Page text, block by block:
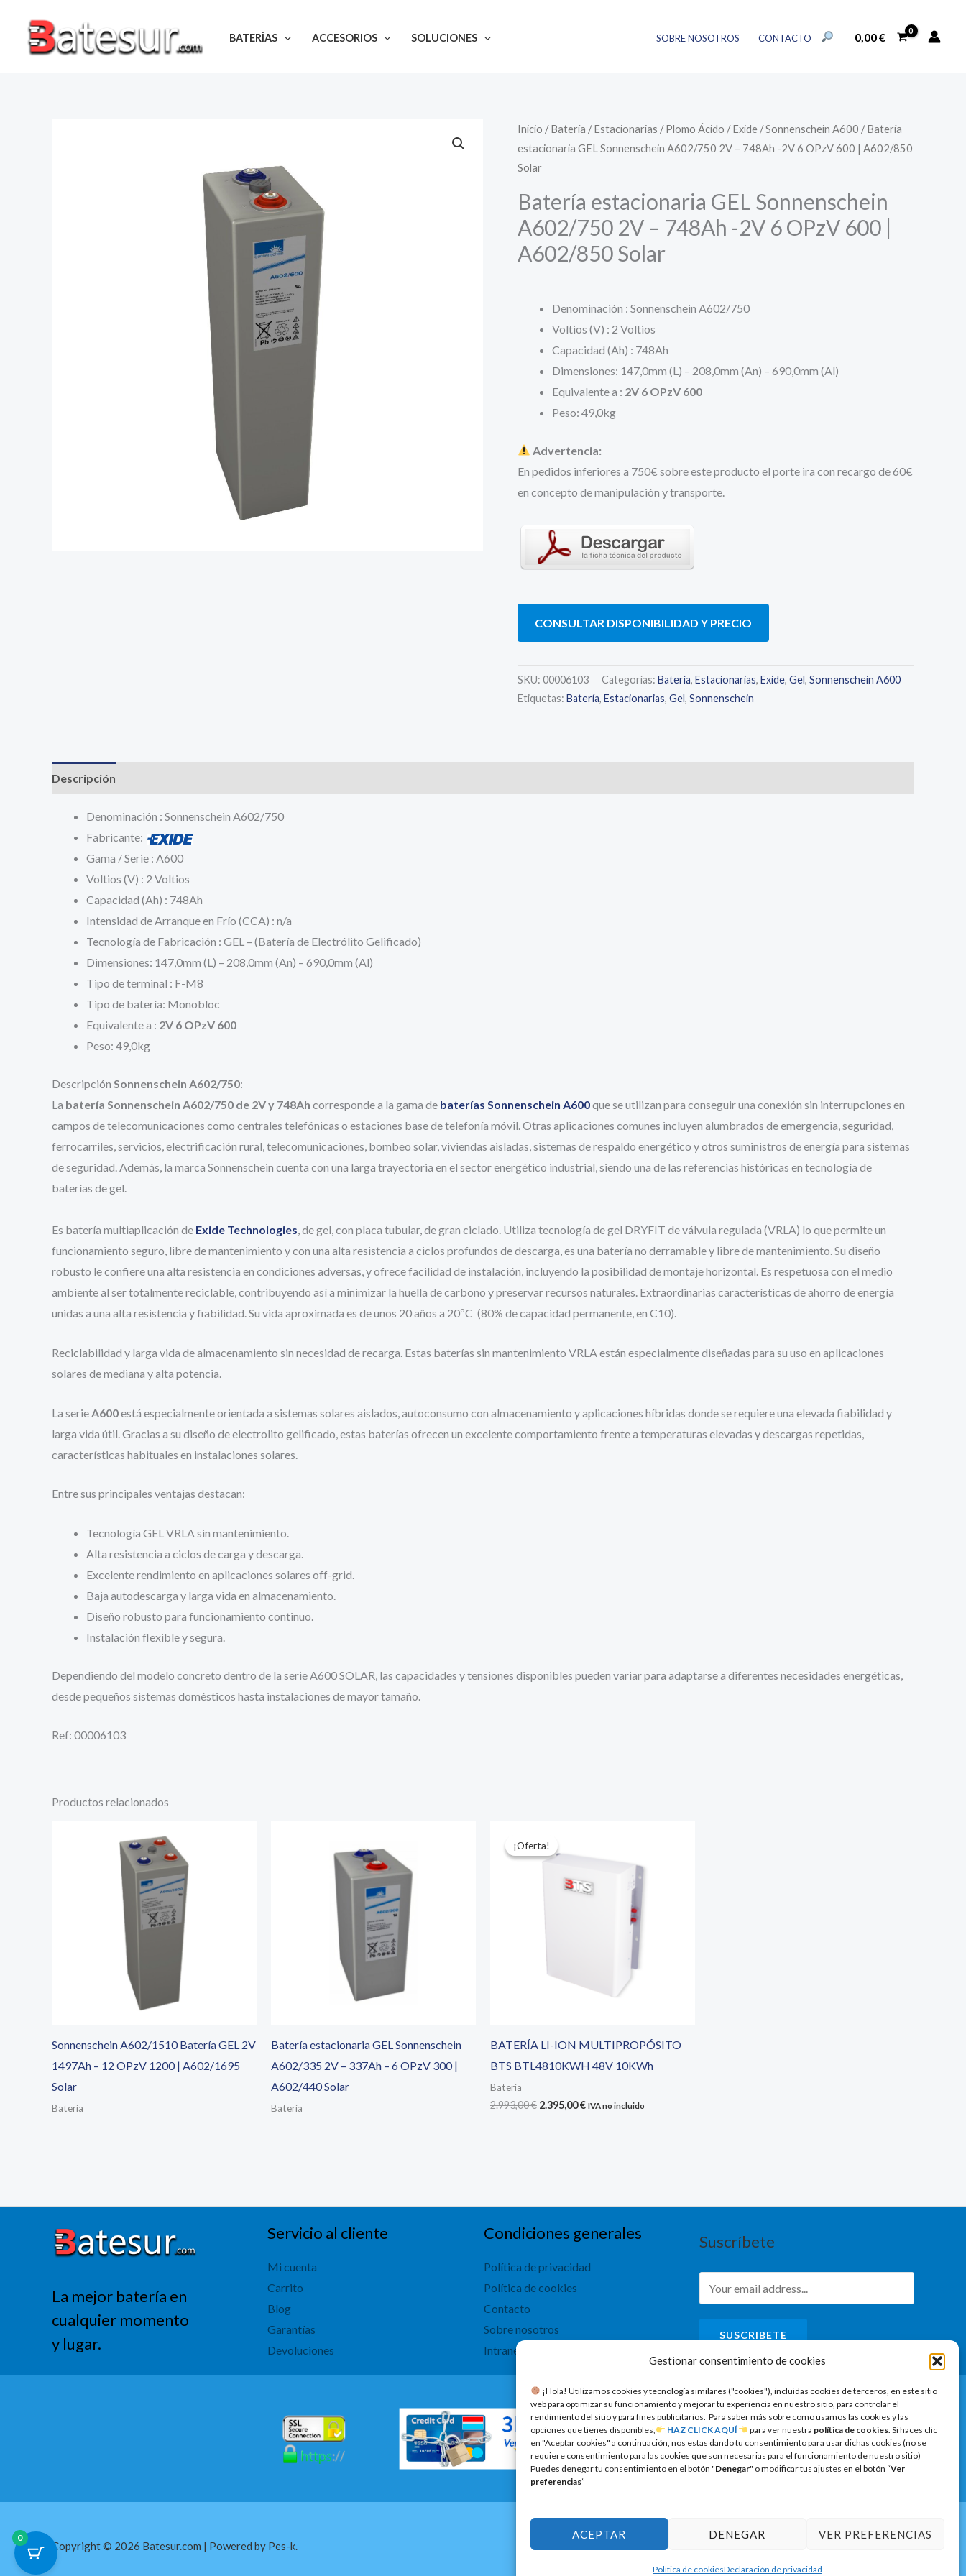
Gestionar consentimiento de cookies
​ ¡Hola! Utilizamos cookies y tecnología similares ("cookies"), incluidas cookies de terceros, en este sitio
web para optimizar su funcionamiento y mejorar tu experiencia en nuestro sitio, para controlar el
rendimiento del sitio y para fines publicitarios. Para saber más sobre como usamos las cookies y las
opciones que tienes disponibles,
HAZ CLICK AQUÍ para ver nuestra política de cookies. Si haces clic
en "Aceptar cookies" a continuación, nos estas dando tu consentimiento para usar dichas cookies (no se
requiere consentimiento para las cookies que son necesarias para el funcionamiento de nuestro sitio)
Puedes denegar tu consentimiento en el botón "Denegar" o modificar tus ajustes en el botón “Ver
preferencias”
ACEPTAR DENEGAR VER PREFERENCIAS
Política de cookiesDeclaración de privacidad
contenido
BATERÍAS ACCESORIOS SOLUCIONES SOBRE NOSOTROS CONTACTO BUSCAR:
0,00€
Inicio /Batería /Estacionarias /Plomo Ácido /Exide /Sonnenschein A600 / Batería
estacionaria GEL Sonnenschein A602/750 2V – 748Ah -2V 6 OPzV 600 | A602/850
Solar
Batería estacionaria GEL Sonnenschein
A602/750 2V – 748Ah -2V 6 OPzV 600 |
A602/850 Solar
Denominación : Sonnenschein A602/750
Voltios (V) : 2 Voltios
Capacidad (Ah) : 748Ah
Dimensiones: 147,0mm (L) – 208,0mm (An) – 690,0mm (Al)
Equivalente a : 2V 6 OPzV 600
Peso: 49,0kg
Advertencia:
En pedidos inferiores a 750€ sobre este producto el porte ira con recargo de 60€
en concepto de manipulación y transporte.
CONSULTAR DISPONIBILIDAD Y PRECIO
SKU: 00006103 Categorías: Batería, Estacionarias, Exide, Gel, Sonnenschein A600
Etiquetas: Batería, Estacionarias, Gel, Sonnenschein
Descripción
Denominación : Sonnenschein A602/750
Fabricante:
Gama / Serie : A600
Voltios (V) : 2 Voltios
Capacidad (Ah) : 748Ah
Intensidad de Arranque en Frío (CCA) : n/a
Tecnología de Fabricación : GEL – (Batería de Electrólito Gelificado)
Dimensiones: 147,0mm (L) – 208,0mm (An) – 690,0mm (Al)
Tipo de terminal : F-M8
Tipo de batería: Monobloc
Equivalente a : 2V 6 OPzV 600
Peso: 49,0kg
Descripción Sonnenschein A602/750:
La batería Sonnenschein A602/750 de 2V y 748Ah corresponde a la gama de baterías Sonnenschein A600que se utilizan para conseguir una conexión sin interrupciones en
campos de telecomunicaciones como centrales telefónicas o estaciones base de telefonía móvil. Otras aplicaciones comunes incluyen alumbrados de emergencia, seguridad,
ferrocarriles, servicios, electrificación rural, telecomunicaciones, bombeo solar, viviendas aisladas, sistemas de respaldo energético y otros suministros de energía para sistemas
de seguridad. Además, la marca Sonnenschein cuenta con una larga trayectoria en el sector energético industrial, siendo una de las referencias históricas en tecnología de
baterías de gel.
Es batería multiaplicación de Exide Technologies, de gel, con placa tubular, de gran ciclado. Utiliza tecnología de gel DRYFIT de válvula regulada (VRLA) lo que permite un
funcionamiento seguro, libre de mantenimiento y con una alta resistencia a ciclos profundos de descarga, es una batería no derramable y libre de mantenimiento. Su diseño
robusto le confiere una alta resistencia en condiciones adversas, y ofrece facilidad de instalación, incluyendo la posibilidad de montaje horizontal. Es respetuosa con el medio
ambiente al ser totalmente reciclable, contribuyendo así a minimizar la huella de carbono y preservar recursos naturales. Extraordinarias características de ahorro de energía
unidas a una alta resistencia y fiabilidad. Su vida aproximada es de unos 20 años a 20ºC (80% de capacidad permanente, en C10).
Reciclabilidad y larga vida de almacenamiento sin necesidad de recarga. Estas baterías sin mantenimiento VRLA están especialmente diseñadas para su uso en aplicaciones
solares de mediana y alta potencia.
La serie A600está especialmente orientada a sistemas solares aislados, autoconsumo con almacenamiento y aplicaciones híbridas donde se requiere una elevada fiabilidad y
larga vida útil. Gracias a su diseño de electrolito gelificado, estas baterías ofrecen un excelente comportamiento frente a temperaturas elevadas y descargas repetidas,
características habituales en instalaciones solares.
Entre sus principales ventajas destacan:
Tecnología GEL VRLA sin mantenimiento.
Alta resistencia a ciclos de carga y descarga.
Excelente rendimiento en aplicaciones solares off-grid.
Baja autodescarga y larga vida en almacenamiento.
Diseño robusto para funcionamiento continuo.
Instalación flexible y segura.
Dependiendo del modelo concreto dentro de la serie A600 SOLAR, las capacidades y tensiones disponibles pueden variar para adaptarse a diferentes necesidades energéticas,
desde pequeños sistemas domésticos hasta instalaciones de mayor tamaño.
Ref: 00006103
Productos relacionados
Sonnenschein A602/1510 Batería GEL 2V
1497Ah – 12 OPzV 1200 | A602/1695
Solar
Batería
Batería estacionaria GEL Sonnenschein
A602/335 2V – 337Ah – 6 OPzV 300 |
A602/440 Solar
Batería
¡Oferta!
¡Oferta!
BATERÍA LI-ION MULTIPROPÓSITO
BTS BTL4810KWH 48V 10KWh
Batería
2.993,00€ El
2.395,00€ElIVA no incluido
La mejor batería en
cualquier momento
y lugar.
Servicio al cliente
Mi cuenta
Carrito
Blog
Garantías
Devoluciones
Condiciones generales
Política de privacidad
Política de cookies
Contacto
Sobre nosotros
Intranet
Suscríbete
SUSCRIBETE
Copyright © 2026 Batesur.com | Powered by Pes-k.
0